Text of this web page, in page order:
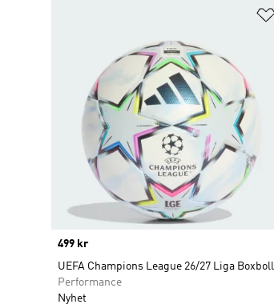
Price
499 kr
UEFA Champions League 26/27 Liga Boxboll
Performance
Nyhet